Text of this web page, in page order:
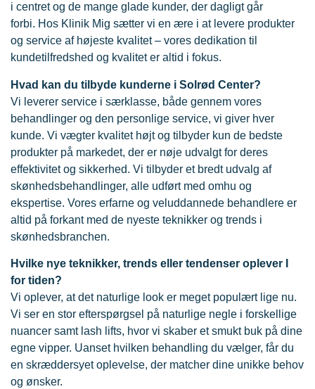
i centret og de mange glade kunder, der dagligt går
forbi. Hos Klinik Mig sætter vi en ære i at levere produkter
og service af højeste kvalitet – vores dedikation til
kundetilfredshed og kvalitet er altid i fokus.
Hvad kan du tilbyde kunderne i Solrød Center?
Vi leverer service i særklasse, både gennem vores
behandlinger og den personlige service, vi giver hver
kunde. Vi vægter kvalitet højt og tilbyder kun de bedste
produkter på markedet, der er nøje udvalgt for deres
effektivitet og sikkerhed. Vi tilbyder et bredt udvalg af
skønhedsbehandlinger, alle udført med omhu og
ekspertise. Vores erfarne og veluddannede behandlere er
altid på forkant med de nyeste teknikker og trends i
skønhedsbranchen.
Hvilke nye teknikker, trends eller tendenser oplever I
for tiden?
Vi oplever, at det naturlige look er meget populært lige nu.
Vi ser en stor efterspørgsel på naturlige negle i forskellige
nuancer samt lash lifts, hvor vi skaber et smukt buk på dine
egne vipper. Uanset hvilken behandling du vælger, får du
en skræddersyet oplevelse, der matcher dine unikke behov
og ønsker.